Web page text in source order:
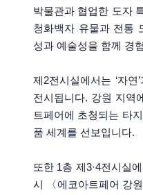
박물관과 협업한 도자
청화백자 유물과 전통
성과 예술성을 함께 경
제2전시실에서는 ‘자
전시됩니다. 강원 지역
트페어에 초청되는 타
품 세계를 선보입니다.
또한 1층 제3·4전시실
시 〈에코아트페어 강